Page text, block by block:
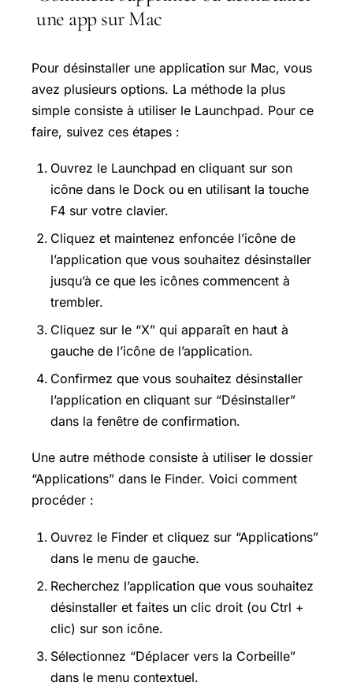
une app sur Mac
Pour désinstaller une application sur Mac, vous
avez plusieurs options. La méthode la plus
simple consiste à utiliser le Launchpad. Pour ce
faire, suivez ces étapes :
Ouvrez le Launchpad en cliquant sur son
icône dans le Dock ou en utilisant la touche
F4 sur votre clavier.
Cliquez et maintenez enfoncée l’icône de
l’application que vous souhaitez désinstaller
jusqu’à ce que les icônes commencent à
trembler.
Cliquez sur le “X” qui apparaît en haut à
gauche de l’icône de l’application.
Confirmez que vous souhaitez désinstaller
l’application en cliquant sur “Désinstaller”
dans la fenêtre de confirmation.
Une autre méthode consiste à utiliser le dossier
“Applications” dans le Finder. Voici comment
procéder :
Ouvrez le Finder et cliquez sur “Applications”
dans le menu de gauche.
Recherchez l’application que vous souhaitez
désinstaller et faites un clic droit (ou Ctrl +
clic) sur son icône.
Sélectionnez “Déplacer vers la Corbeille”
dans le menu contextuel.